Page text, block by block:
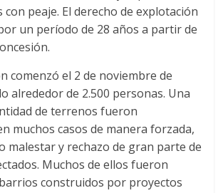
peaje. El derecho de explotación
un período de 28 años a partir de
comenzó el 2 de noviembre de
alrededor de 2.500 personas.​ Una
de terrenos fueron
muchos casos de manera forzada,
malestar y rechazo de gran parte de
Muchos de ellos fueron
construidos por proyectos